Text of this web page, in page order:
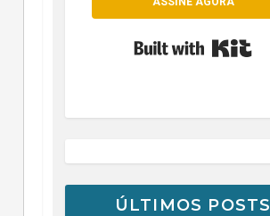
ÚLTIMOS POSTS